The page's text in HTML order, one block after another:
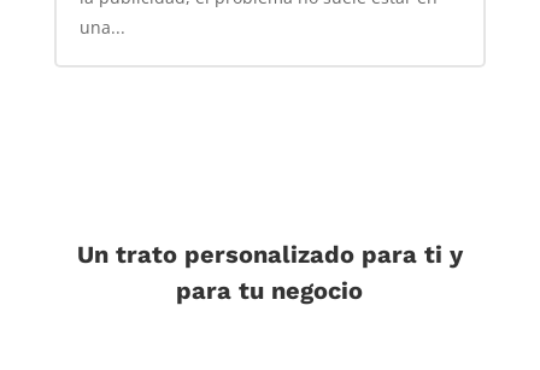
una...
Un trato personalizado para ti y
para tu negocio